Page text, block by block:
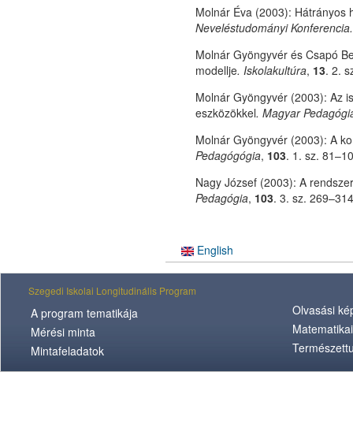
Molnár Éva (2003):
Neveléstudományi Konferencia.
Molnár Gyöngyvér és Csapó
modellje. Iskolakultúra, 13. 2.
Molnár Gyöngyvér (2003): Az
eszközökkel. Magyar
Molnár Gyöngyvér (2003): A
Pedagógógia, 103. 1. sz.
Nagy József (2003): A
Pedagógia, 103. 3. sz.
English
Szegedi Iskolai Longitudinális Program
A program tematikája
Mérési minta
Mintafeladatok
Olvasási